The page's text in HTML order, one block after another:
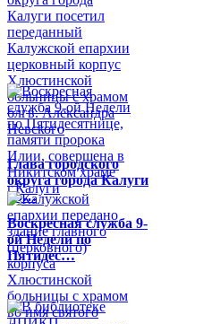
Глава городского
округа города Калуги
по…
Воскресная служба 9-
ой Недели по
Пятидес…